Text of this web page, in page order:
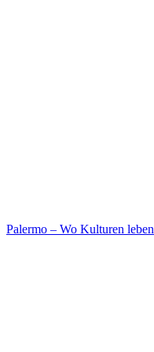
Palermo – Wo Kulturen leben